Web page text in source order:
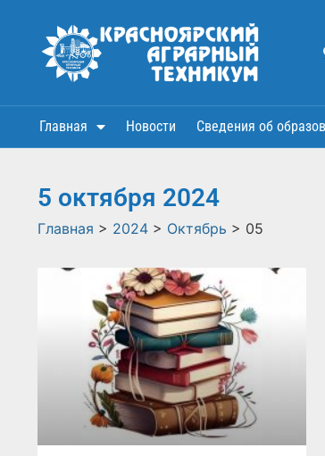
Главная Новости Сведения об
5 октября 2024
Главная > 2024 > Октябрь > 05